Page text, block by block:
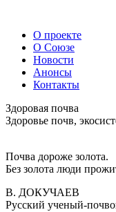
О проекте
О Союзе
Новости
Анонсы
Контакты
Здоровая почва
Здоровье почв,
Почва дороже золота.
Без золота люди
В. ДОКУЧАЕВ
Русский ученый-